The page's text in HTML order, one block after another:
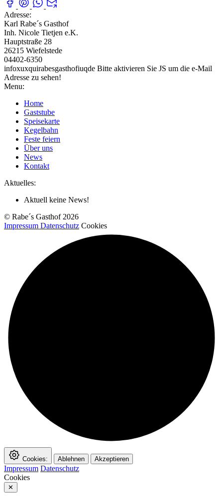
Adresse:
Karl Rabe´s Gasthof
Inh. Nicole Tietjen e.K.
Hauptstraße 28
26215 Wiefelstede
04402-6350
infoxuxquirabesgasthofiuqde Bitte aktivieren Sie JS um die e-Mail
Adresse zu sehen!
Menu:
Home
Gaststube
Speisekarte
Kegelbahn
Feste feiern
Über uns
News
Kontakt
Aktuelles:
Aktuell keine News!
© Rabe´s Gasthof 2026
Impressum Datenschutz Cookies
Cookies: Ablehnen Akzeptieren
Impressum Datenschutz
Cookies
✕